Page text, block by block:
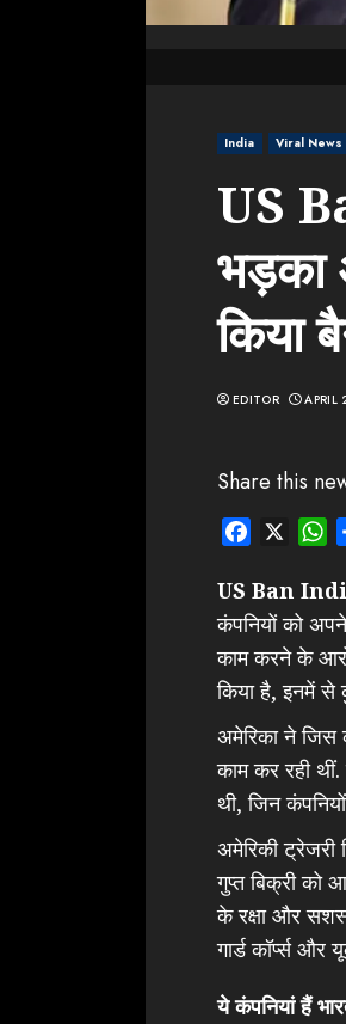
India Viral News
US
भड़का
किया
EDITOR APRIL
Share this
Facebook
US Ban
कंपनियों को
काम करने के
किया है, इनमें से
अमेरिका ने जिस
काम कर रही
थी, जिन
अमेरिकी ट्रेजरी
गुप्त बिक्री को
के रक्षा और
गार्ड कॉर्प्स
ये कंपनियां हैं